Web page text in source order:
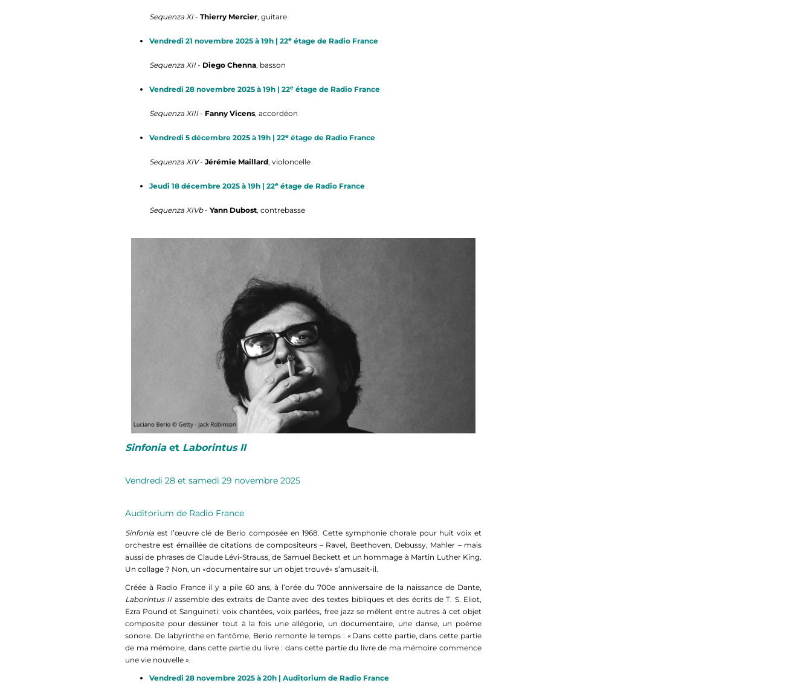
Sequenza XI- Thierry Mercier, guitare
Vendredi 21 novembre 2025 à 19h | 22e étage de Radio France
Sequenza XII- Diego Chenna, basson
Vendredi 28 novembre 2025 à 19h | 22e étage de Radio France
Sequenza XIII- Fanny Vicens, accordéon
Vendredi 5 décembre 2025 à 19h | 22e étage de Radio France
Sequenza XIV- Jérémie Maillard, violoncelle
Jeudi 18 décembre 2025 à 19h | 22e étage de Radio France
Sequenza XIVb- Yann Dubost, contrebasse
Sinfoniaet Laborintus II
Vendredi 28 et samedi 29 novembre 2025
Auditorium de Radio France
Sinfonia est l’œuvre clé de Berio composée en 1968. Cette symphonie chorale pour huit voix et
orchestre est émaillée decitations de compositeurs – Ravel, Beethoven, Debussy, Mahler – mais
aussi de phrases de Claude Lévi-Strauss, de Samuel Beckett et un hommage à Martin Luther King.
Un collage ? Non, un «documentaire sur un objet trouvé» s’amusait-il.
Créée à Radio France il y a pile 60 ans, à l’orée du 700e anniversaire de la naissance de Dante,
Laborintus IIassemble des extraits de Dante avec des textes bibliques et des écrits de T. S. Eliot,
Ezra Pound et Sanguineti: voix chantées, voix parlées, free jazz se mêlent entre autres à cet objet
composite pour dessiner tout à la fois une allégorie, un documentaire, une danse, un poème
sonore. De labyrinthe en fantôme, Berio remonte le temps : « Dans cette partie, dans cette partie
de ma mémoire, dans cette partie du livre : dans cette partie du livre de ma mémoire commence
une vie nouvelle ».
Vendredi 28 novembre 2025 à 20h | Auditorium de Radio France